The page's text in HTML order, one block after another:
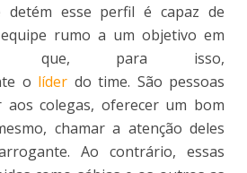
detém esse perfil é capaz de
rumo a um objetivo em
que, para isso,
o líder do time. São pessoas
aos colegas, oferecer um bom
chamar a atenção deles
Ao contrário, essas